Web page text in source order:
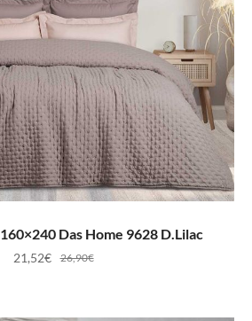
ΣΤΟ ΚΑΛΆΘΙ
Das Home 9628 D.Lilac
26,90€
21,52€